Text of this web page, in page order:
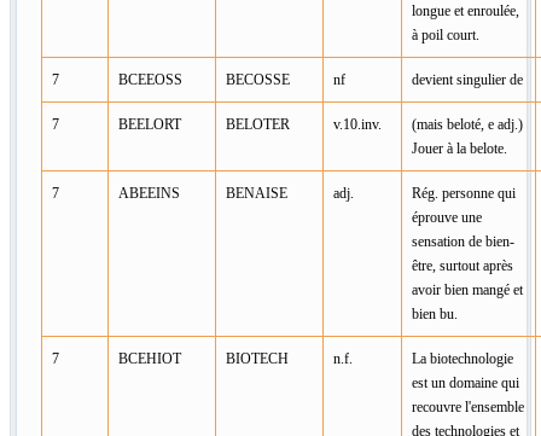
longue et enroulée,
à poil court.
7 BCEEOSS BECOSSE nf devient singulier de
7 BEELORT BELOTER v.10.inv.
(mais beloté, e adj.)
Jouer à la belote.
7 ABEEINS BENAISE adj.
Rég. personne qui
éprouve une
sensation de bien-
être, surtout après
avoir bien mangé et
bien bu.
7 BCEHIOT BIOTECH n.f.
La biotechnologie
est un domaine qui
recouvre l'ensemble
des technologies et